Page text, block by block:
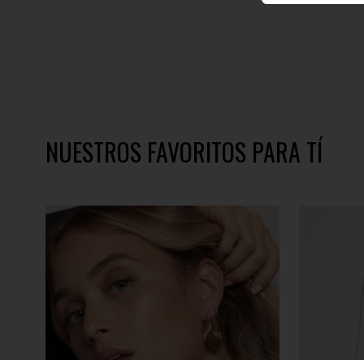
NUESTROS FAVORITOS PARA TÍ